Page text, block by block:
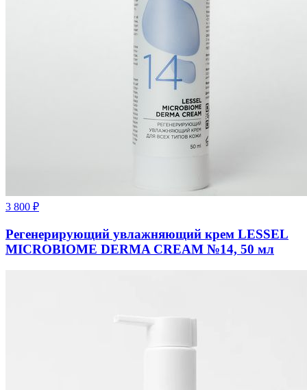
3 800 ₽
Регенерирующий увлажняющий крем LESSEL
MICROBIOME DERMA CREAM №14, 50 мл